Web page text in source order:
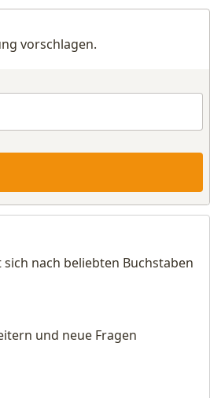
vorschlagen.
nach beliebten Buchstaben
und neue Fragen